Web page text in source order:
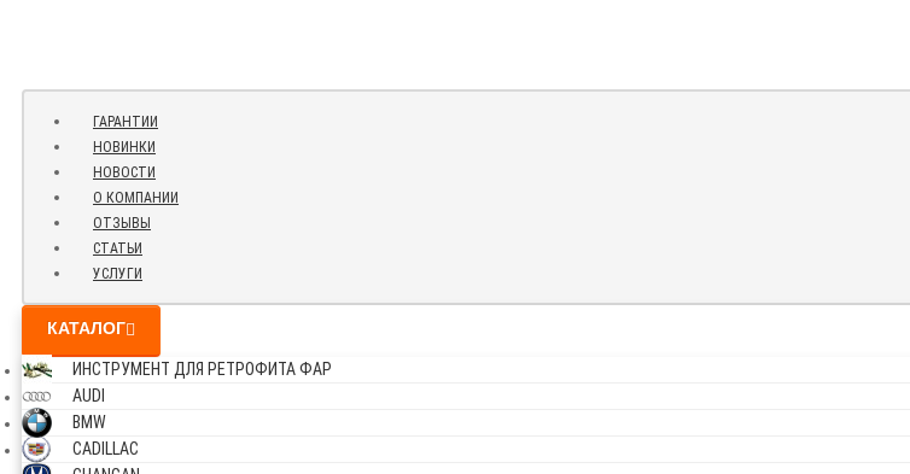
ГАРАНТИИ
НОВИНКИ
НОВОСТИ
О КОМПАНИИ
ОТЗЫВЫ
СТАТЬИ
УСЛУГИ
КАТАЛОГ
ИНСТРУМЕНТ ДЛЯ РЕТРОФИТА ФАР
AUDI
BMW
CADILLAC